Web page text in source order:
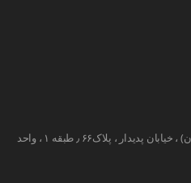
جهان کودک ، خیابان نلسون ماندلا(جردن) ، خیابان پدیدار ، پلاک۶۶ ٫ طبقه ۱ ، واحد